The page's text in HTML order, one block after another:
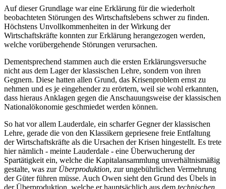
Auf dieser Grundlage war eine Erklärung für die wiederholt
beobachteten Störungen des Wirtschaftslebens schwer zu finden.
Höchstens Unvollkommenheiten in der Wirkung der
Wirtschaftskräfte konnten zur Erklärung herangezogen werden,
welche vorübergehende Störungen verursachen.
Dementsprechend stammen auch die ersten Erklärungsversuche
nicht aus dem Lager der klassischen Lehre, sondern von ihren
Gegnern. Diese hatten allen Grund, das Krisenproblem ernst zu
nehmen und es je eingehender zu erörtern, weil sie wohl erkannten,
dass hieraus Anklagen gegen die Anschauungsweise der klassischen
Nationalökonomie geschmiedet werden können.
So hat vor allem Lauderdale, ein scharfer Gegner der klassischen
Lehre, gerade die von den Klassikern gepriesene freie Entfaltung
der Wirtschaftskräfte als die Ursachen der Krisen hingestellt. Es trete
hier nämlich - meinte Lauderdale - eine Überwucherung der
Spartätigkeit ein, welche die Kapitalansammlung unverhältnismäßig
gestalte, was zur Überproduktion, zur ungebührlichen Vermehrung
der Güter führen müsse. Auch Owen sieht den Grund des Übels in
der Überproduktion, welche er hauptsächlich aus dem technischen